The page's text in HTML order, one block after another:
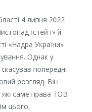
4 липня 2022
Істейт» й
«Надра України»
Однак у
попередні
розгляд. Він
саме права ТОВ
цього,